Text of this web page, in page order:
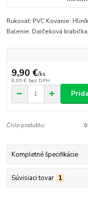
Rukoväť: PVC Kovanie:
Balenie: Darčeková krabička
9,90 €/ks
8,05 € bez DPH
Číslo produktu:
Kompletné špecifikácie
Súvisiaci tovar 1